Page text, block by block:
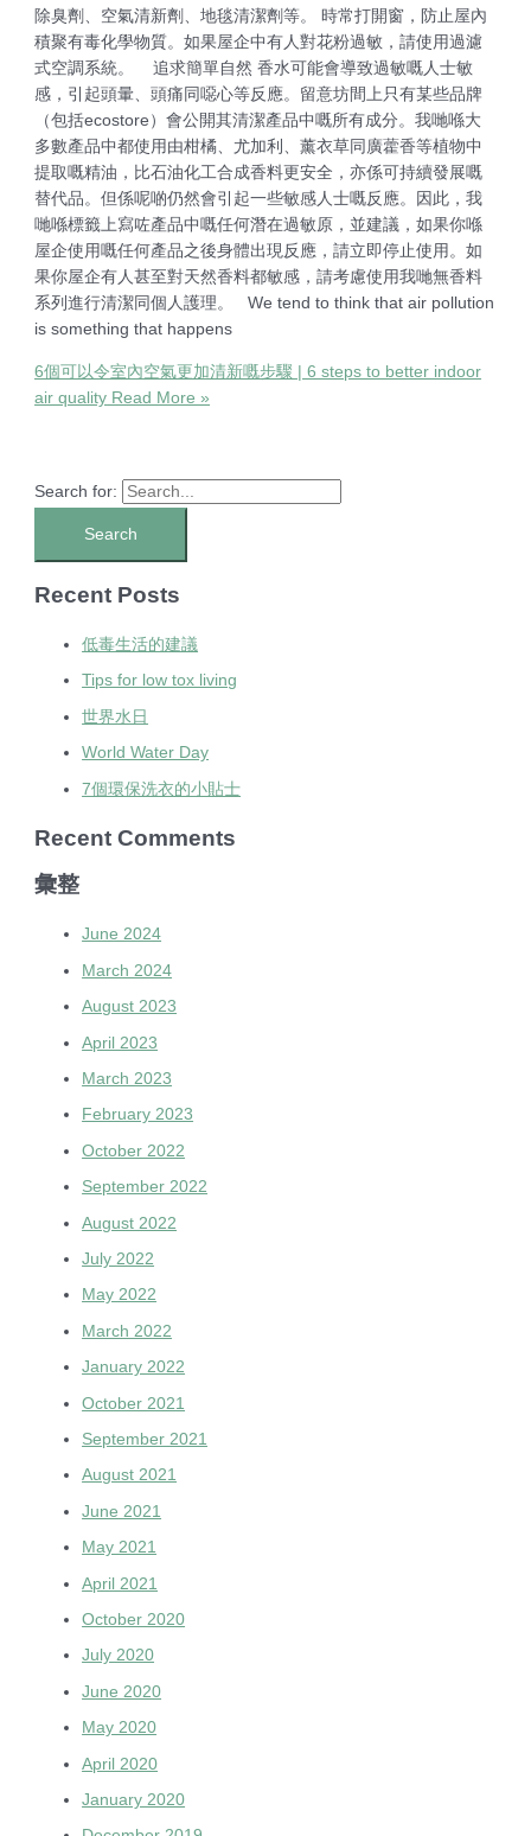
除臭劑、空氣清新劑、地毯清潔劑等。 時常打開窗，防止屋內
積聚有毒化學物質。如果屋企中有人對花粉過敏，請使用過濾
式空調系統。 追求簡單自然 香水可能會導致過敏嘅人士敏
感，引起頭暈、頭痛同噁心等反應。留意坊間上只有某些品牌
（包括ecostore）會公開其清潔產品中嘅所有成分。我哋喺大
多數產品中都使用由柑橘、尤加利、薰衣草同廣藿香等植物中
提取嘅精油，比石油化工合成香料更安全，亦係可持續發展嘅
替代品。但係呢啲仍然會引起一些敏感人士嘅反應。因此，我
哋喺標籤上寫咗產品中嘅任何潛在過敏原，並建議，如果你喺
屋企使用嘅任何產品之後身體出現反應，請立即停止使用。如
果你屋企有人甚至對天然香料都敏感，請考慮使用我哋無香料
系列進行清潔同個人護理。 We tend to think that air pollution
is something that happens
6個可以令室內空氣更加清新嘅步驟 | 6 steps to better indoor
air quality Read More »
Search for:
Recent Posts
低毒生活的建議
Tips for low tox living
世界水日
World Water Day
7個環保洗衣的小貼士
Recent Comments
彙整
June 2024
March 2024
August 2023
April 2023
March 2023
February 2023
October 2022
September 2022
August 2022
July 2022
May 2022
March 2022
January 2022
October 2021
September 2021
August 2021
June 2021
May 2021
April 2021
October 2020
July 2020
June 2020
May 2020
April 2020
January 2020